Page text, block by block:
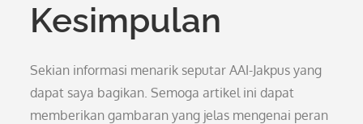
Kesimpulan
Sekian informasi menarik seputar AAI-Jakpus yang
dapat saya bagikan. Semoga artikel ini dapat
memberikan gambaran yang jelas mengenai peran